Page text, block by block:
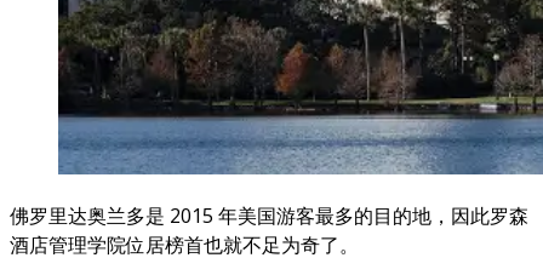
佛罗里达奥兰多是 2015 年美国游客最多的目的地，因此罗森
酒店管理学院位居榜首也就不足为奇了。